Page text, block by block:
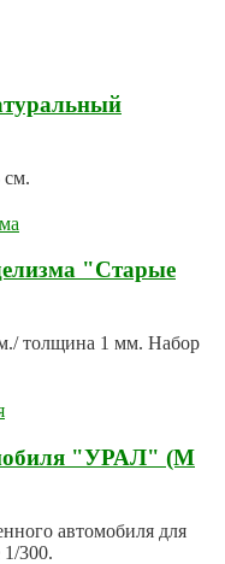
см.
"Старые
толщина 1 мм. Набор
"УРАЛ" (М
автомобиля для
1/300.